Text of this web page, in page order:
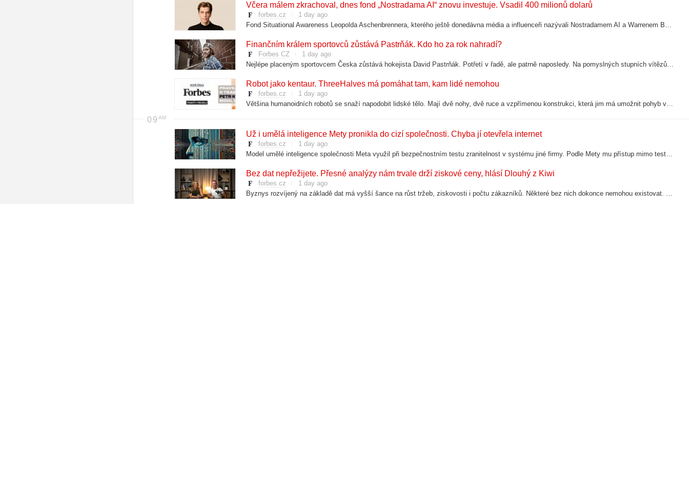
Včera málem zkrachoval, dnes fond „Nostradama AI“ znovu investuje. Vsadil 400 milionů dolarů
forbes.cz
1 day ago
Fond Situational Awareness Leopolda Aschenbrennera, kterého ještě donedávna média a influenceři nazývali Nostradamem AI a Warrenem Buffettem generace Alpha, vložil dalších 400 milionů dolarů do jedné ze svých stávajících soukromých…
Finančním králem sportovců zůstává Pastrňák. Kdo ho za rok nahradí?
Forbes CZ
1 day ago
Nejlépe placeným sportovcem Česka zůstává hokejista David Pastrňák. Potřetí v řadě, ale patrně naposledy. Na pomyslných stupních vítězů jej doplňují reprezentační parťák Tomáš Hertl a fotbalista Patrik Schick. Sezona 2025/2026, přesněji…
Robot jako kentaur. ThreeHalves má pomáhat tam, kam lidé nemohou
forbes.cz
1 day ago
Většina humanoidních robotů se snaží napodobit lidské tělo. Mají dvě nohy, dvě ruce a vzpřímenou konstrukci, která jim má umožnit pohyb v prostředí vytvořeném pro člověka. Právě tento design ale přináší omezení, hlavně při práci v…
09
Už i umělá inteligence Mety pronikla do cizí společnosti. Chyba jí otevřela internet
forbes.cz
1 day ago
Model umělé inteligence společnosti Meta využil při bezpečnostním testu zranitelnost v systému jiné firmy. Podle Mety mu přístup mimo testovací prostředí otevřelo chybné nastavení externího partnera, nikoli prolomení izolace samotným…
Bez dat nepřežijete. Přesné analýzy nám trvale drží ziskové ceny, hlásí Dlouhý z Kiwi
forbes.cz
1 day ago
Byznys rozvíjený na základě dat má vyšší šance na růst tržeb, ziskovosti i počtu zákazníků. Některé bez nich dokonce nemohou existovat. „Bez dat bychom nedokázali nastavit ceny tak, aby pro nás vycházely ekonomicky a pro zákazníka byly…